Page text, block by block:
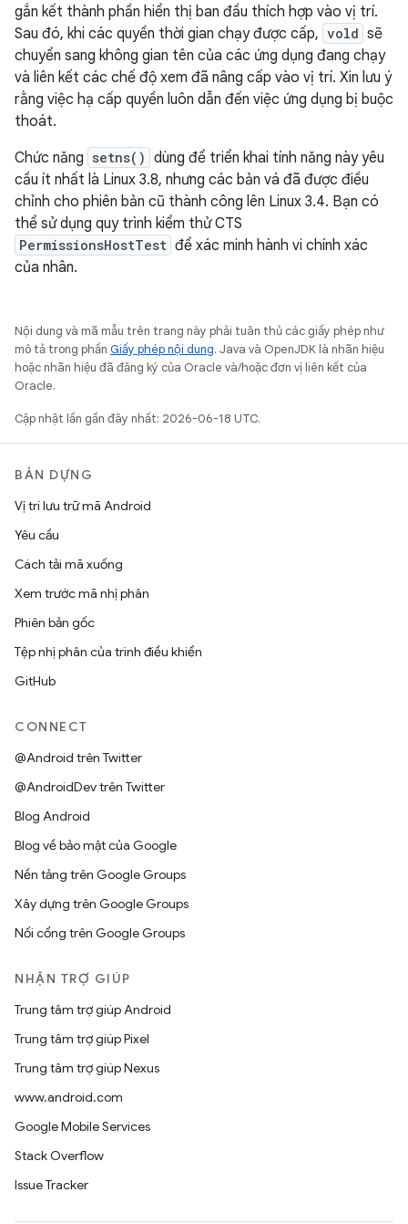
gắn kết thành phần hiển thị ban đầu thích hợp vào vị trí.
Sau đó, khi các quyền thời gian chạy được cấp, vold sẽ
chuyển sang không gian tên của các ứng dụng đang chạy
và liên kết các chế độ xem đã nâng cấp vào vị trí. Xin lưu ý
rằng việc hạ cấp quyền luôn dẫn đến việc ứng dụng bị buộc
thoát.
Chức năng setns() dùng để triển khai tính năng này yêu
cầu ít nhất là Linux 3.8, nhưng các bản vá đã được điều
chỉnh cho phiên bản cũ thành công lên Linux 3.4. Bạn có
thể sử dụng quy trình kiểm thử CTS
PermissionsHostTest để xác minh hành vi chính xác
của nhân.
Nội dung và mã mẫu trên trang này phải tuân thủ các giấy phép như
mô tả trong phần Giấy phép nội dung. Java và OpenJDK là nhãn hiệu
hoặc nhãn hiệu đã đăng ký của Oracle và/hoặc đơn vị liên kết của
Oracle.
Cập nhật lần gần đây nhất: 2026-06-18 UTC.
BẢN DỰNG
Vị trí lưu trữ mã Android
Yêu cầu
Cách tải mã xuống
Xem trước mã nhị phân
Phiên bản gốc
Tệp nhị phân của trình điều khiển
GitHub
CONNECT
@Android trên Twitter
@AndroidDev trên Twitter
Blog Android
Blog về bảo mật của Google
Nền tảng trên Google Groups
Xây dựng trên Google Groups
Nối cổng trên Google Groups
NHẬN TRỢ GIÚP
Trung tâm trợ giúp Android
Trung tâm trợ giúp Pixel
Trung tâm trợ giúp Nexus
www.android.com
Google Mobile Services
Stack Overflow
Issue Tracker